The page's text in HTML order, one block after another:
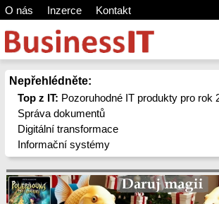
O nás Inzerce Kontakt
Nepřehlédněte:
Top z IT: Pozoruhodné IT produkty pro rok
Správa dokumentů
Digitální transformace
Informační systémy